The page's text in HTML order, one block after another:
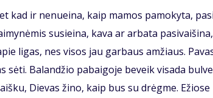
kad ir ne­nu­ei­na, kaip ma­mos pa­mo­ky­ta,
su­si­ei­na, ka­va ar ar­ba­ta
li­gas, nes vi­sos jau gar­baus am­žiaus.
Ba­lan­džio pa­bai­go­je be­veik vi­sa­da
Die­vas ži­no, kaip bus su drėg­me.